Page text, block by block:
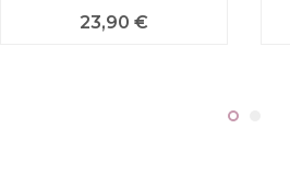
Prix
23,90 €